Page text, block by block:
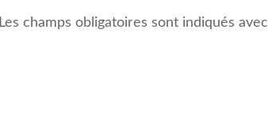
Les champs obligatoires sont indiqués avec